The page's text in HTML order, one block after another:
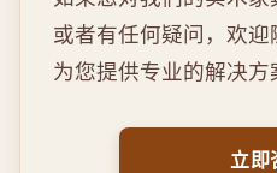
或者有任何疑问，欢
为您提供专业的解决方
立即